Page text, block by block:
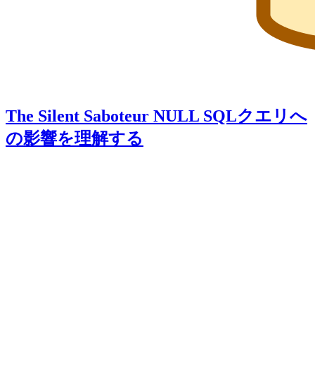
The Silent Saboteur NULL SQLクエリへ
の影響を理解する